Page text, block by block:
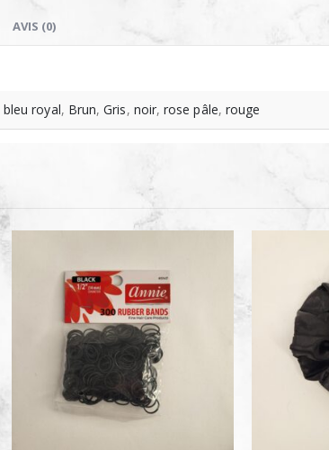
AVIS (0)
bleu royal, Brun,Gris, noir,rose pâle, rouge